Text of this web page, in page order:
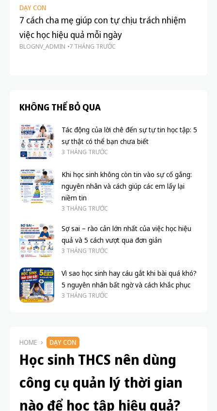
DẠY CON
7 cách cha mẹ giúp con tự chịu trách nhiệm
việc học hiệu quả mỗi ngày
BLOGNV_ADMIN 7 THÁNG TRƯỚC
KHÔNG THỂ BỎ QUA
Tác động của lời chê đến sự tự tin học tập: 5
sự thật có thể bạn chưa biết
3 THÁNG TRƯỚC
Khi học sinh không còn tin vào sự cố gắng:
nguyên nhân và cách giúp các em lấy lại
niềm tin
3 THÁNG TRƯỚC
Sợ sai – rào cản lớn nhất của việc học hiệu
quả và 5 cách vượt qua đơn giản
3 THÁNG TRƯỚC
Vì sao học sinh hay cáu gắt khi bài quá khó?
5 nguyên nhân bất ngờ và cách khắc phục
3 THÁNG TRƯỚC
HOME DẠY CON
Học sinh THCS nên dùng
công cụ quản lý thời gian
nào để học tập hiệu quả?